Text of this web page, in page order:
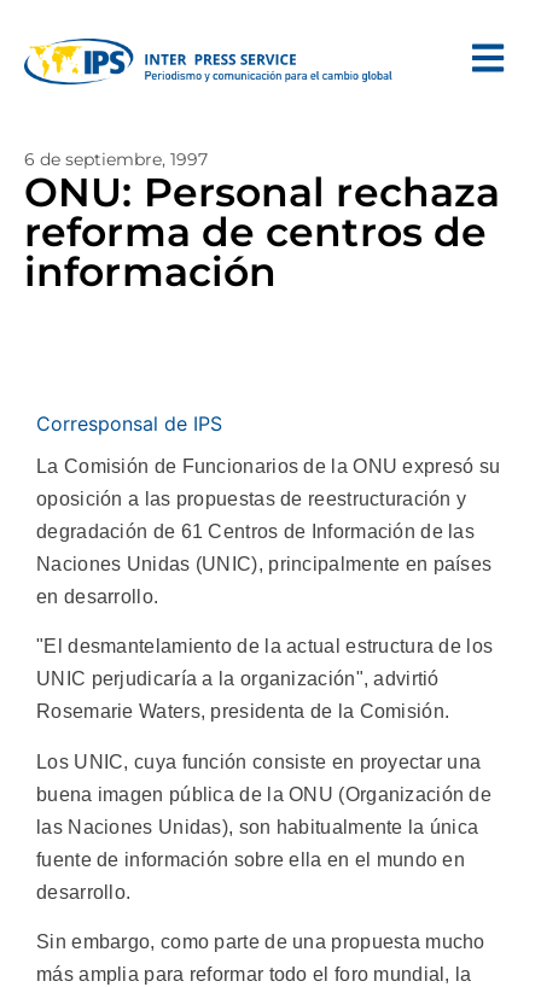
6 de septiembre, 1997
ONU: Personal rechaza
reforma de centros de
información
Corresponsal de IPS
La Comisión de Funcionarios de la ONU expresó su
oposición a las propuestas de reestructuración y
degradación de 61 Centros de Información de las
Naciones Unidas (UNIC), principalmente en países
en desarrollo.
"El desmantelamiento de la actual estructura de los
UNIC perjudicaría a la organización", advirtió
Rosemarie Waters, presidenta de la Comisión.
Los UNIC, cuya función consiste en proyectar una
buena imagen pública de la ONU (Organización de
las Naciones Unidas), son habitualmente la única
fuente de información sobre ella en el mundo en
desarrollo.
Sin embargo, como parte de una propuesta mucho
más amplia para reformar todo el foro mundial, la